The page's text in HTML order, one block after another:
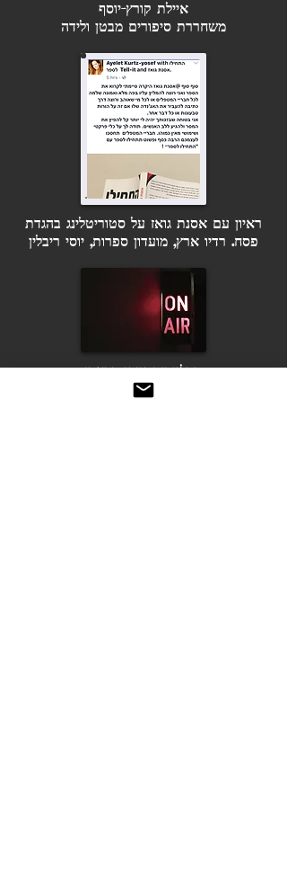
איילת קורץ-יוסף
משחררת סיפורים מבטן ולידה
ראיון עם אסנת גואז על סטוריטלינג בהגדת
פסח. רדיו ארץ, מועדון ספרות, יוסי ריבלין
הבלוגרית ציפי בראבי
בסלונה